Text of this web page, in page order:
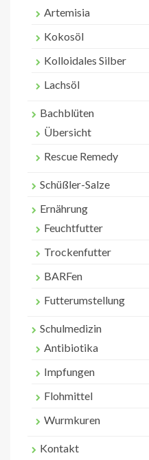
Artemisia
Kokosöl
Kolloidales Silber
Lachsöl
Bachblüten
Übersicht
Rescue Remedy
Schüßler-Salze
Ernährung
Feuchtfutter
Trockenfutter
BARFen
Futterumstellung
Schulmedizin
Antibiotika
Impfungen
Flohmittel
Wurmkuren
Kontakt